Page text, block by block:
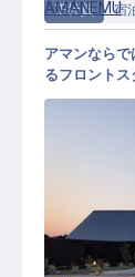
正社員 宿
ドア・ベ
AMANEMU
アマンなら
るフロント